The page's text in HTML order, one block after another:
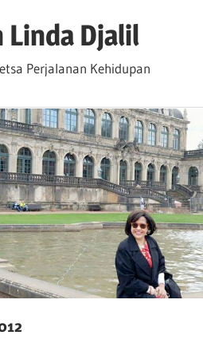
Linda Djalil
Perjalanan Kehidupan